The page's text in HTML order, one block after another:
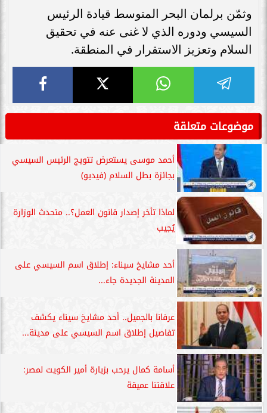
وثمّن برلمان البحر المتوسط قيادة الرئيس
السيسي ودوره الذي لا غنى عنه في تحقيق
السلام وتعزيز الاستقرار في المنطقة.
موضوعات متعلقة
أحمد موسى يستعرض تتويج الرئيس السيسي
بجائزة بطل السلام (فيديو)
لماذا تأخر إصدار قانون العمل؟.. متحدث الوزارة
يُجيب
أحد مشايخ سيناء: إطلاق اسم السيسي على
المدينة الجديدة جاء...
عرفانا بالجميل.. أحد مشايخ سيناء يكشف
تفاصيل إطلاق اسم السيسي على مدينة...
أسامة كمال يرحب بزيارة أمير الكويت لمصر:
علاقتنا عميقة